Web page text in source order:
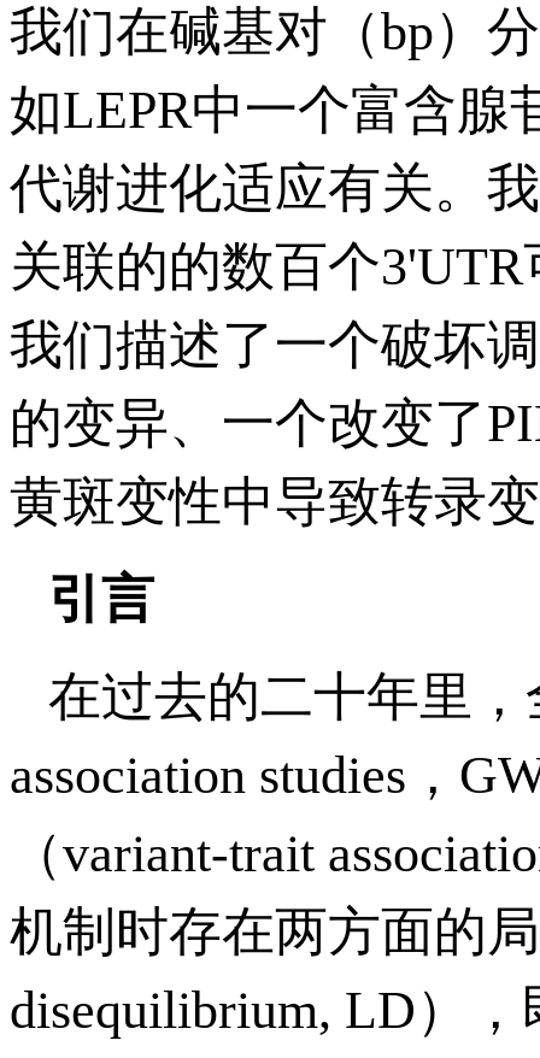
我们在碱基对（bp）
如LEPR中一个富含
代谢进化适应有关。
关联的的数百个
我们描述了一个破坏
的变异、一个改变了
黄斑变性中导致转录
引言
在过去的二十年里，
association studies，
（variant-trait
机制时存在两方面的
disequilibrium, LD）